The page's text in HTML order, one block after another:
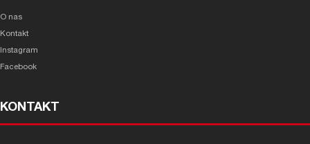
O nas
Kontakt
Instagram
Facebook
KONTAKT